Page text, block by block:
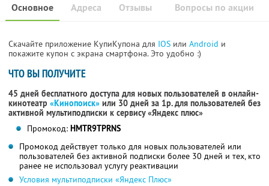
Основное Отзывы Вопросы по акции
Адреса
Скачайте приложение КупиКупона для IOS или Android и
покажите купон с экрана смартфона. Это удобно :)
ЧТО ВЫ ПОЛУЧИТЕ
45 дней бесплатного доступа для новых пользователей в онлайн-
кинотеатр «Кинопоиск» или 30 дней за 1р. для пользователей без
активной мультиподписки к сервису «Яндекс плюс»
Промокод: HMTR9TPRNS
Промокод действует только для новых пользователей или
пользователей без активной подписки более 30 дней и тех, кто
ранее не использовал услугу реактивации
Условия мультиподписки «Яндекс Плюс»